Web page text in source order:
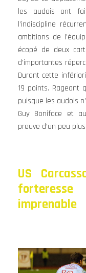
les audois ont
l’indiscipline
ambitions de
écopé de deux
d’importantes
Durant cette
19 points.
puisque les audois
Guy Boniface et
preuve d’un peu
US
imprenable